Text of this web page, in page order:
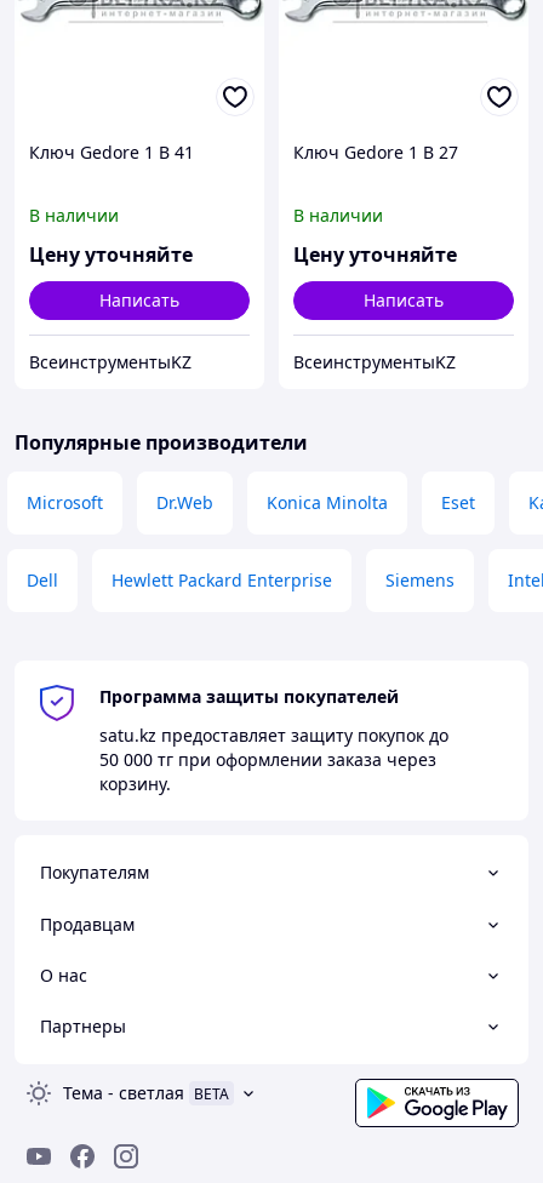
Ключ Gedore 1 B 41
В наличии
Цену уточняйте
Написать
ВсеинструментыKZ
Ключ Gedore 1 B 27
В наличии
Цену уточняйте
Написать
ВсеинструментыKZ
Популярные производители
Microsoft Dr.Web Konica Minolta Eset
Dell Hewlett Packard Enterprise Siemens
Программа защиты покупателей
satu.kz предоставляет защиту покупок до
50 000 тг при оформлении заказа через
корзину.
Покупателям
Продавцам
О нас
Партнеры
Тема - светлая BETA